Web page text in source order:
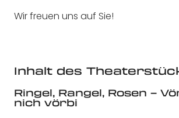
Wir freuen uns auf Sie!
Inhalt des
Ringel, Rangel, Rosen –
nich vörbi